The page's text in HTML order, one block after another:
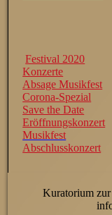
Festival 2020
Konzerte
Absage Musikfest
Corona-Spezial
Save the Date
Eröffnungskonzert
Musikfest
Abschlusskonzert
Kuratorium